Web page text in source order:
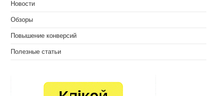
Новости
Обзоры
Повышение конверсий
Полезные статьи